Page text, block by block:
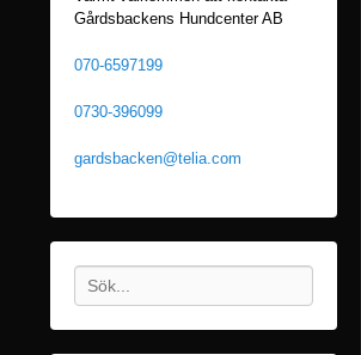
Gårdsbackens Hundcenter AB
070-6597199
0730-396099
gardsbacken@telia.com
Sök